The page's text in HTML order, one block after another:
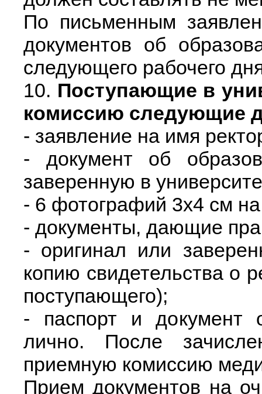
По письменным
документов об
следующего рабочего
10. Поступающие в
комиссию следующие
- заявление на имя
- документ об
заверенную в
- 6 фотографий 3х4 см
- документы, дающие
- оригинал или
копию свидетельства о
поступающего);
- паспорт и документ
лично. После
приемную комиссию
Прием документов на